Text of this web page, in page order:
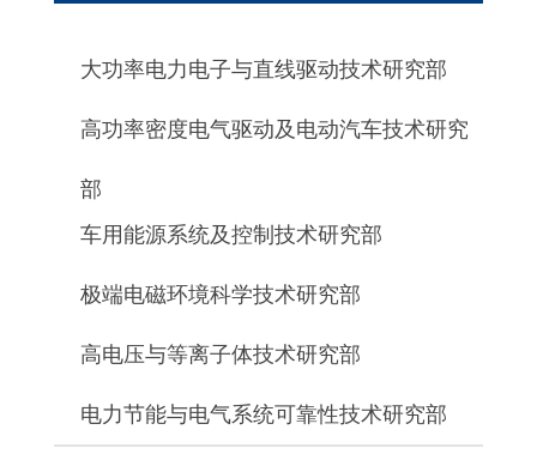
大功率电力电子与直线驱动技术研究部
高功率密度电气驱动及电动汽车技术研究
部
车用能源系统及控制技术研究部
极端电磁环境科学技术研究部
高电压与等离子体技术研究部
电力节能与电气系统可靠性技术研究部